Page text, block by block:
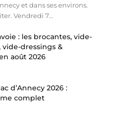
et dans ses environs.
Vendredi 7...
: les brocantes, vide-
vide-dressings &
août 2026
d’Annecy 2026 :
complet